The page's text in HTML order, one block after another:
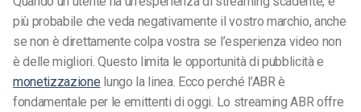
più probabile che veda negativamente il vostro marchio, anche
se non è direttamente colpa vostra se l’esperienza video non
è delle migliori. Questo limita le opportunità di pubblicità e
monetizzazione lungo la linea. Ecco perché l’ABR è
fondamentale per le emittenti di oggi. Lo streaming ABR offre